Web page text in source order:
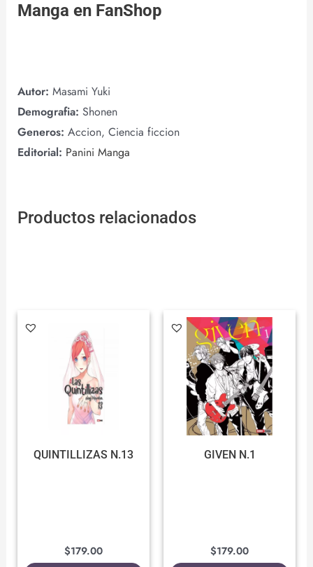
Manga en FanShop
Autor: Masami Yuki
Demografia: Shonen
Generos: Accion, Ciencia ficcion
Editorial: Panini Manga
Productos relacionados
QUINTILLIZAS N.13
$179.00
GIVEN N.1
$179.00